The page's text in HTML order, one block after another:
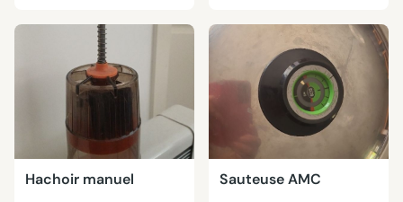
Hachoir manuel Sauteuse AMC